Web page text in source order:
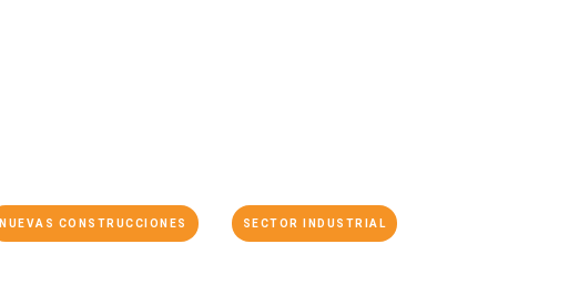
NUEVAS CONSTRUCCIONES SECTOR INDUSTRIAL